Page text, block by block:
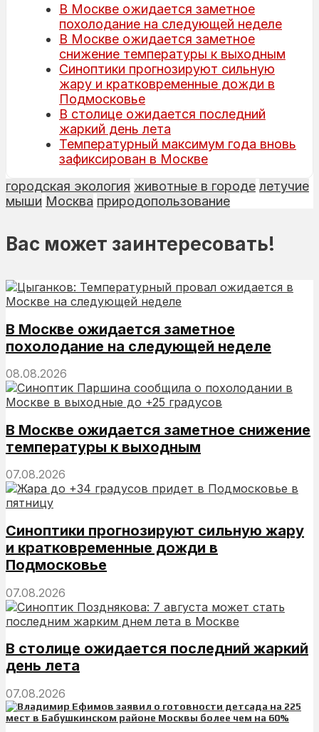
В Москве ожидается заметное
похолодание на следующей неделе
В Москве ожидается заметное
снижение температуры к выходным
Синоптики прогнозируют сильную
жару и кратковременные дожди в
Подмосковье
В столице ожидается последний
жаркий день лета
Температурный максимум года вновь
зафиксирован в Москве
городская экология животные в городе летучие
мыши Москва природопользование
Вас может заинтересовать!
В Москве ожидается заметное
похолодание на следующей неделе
08.08.2026
В Москве ожидается заметное снижение
температуры к выходным
07.08.2026
Синоптики прогнозируют сильную жару
и кратковременные дожди в
Подмосковье
07.08.2026
В столице ожидается последний жаркий
день лета
07.08.2026